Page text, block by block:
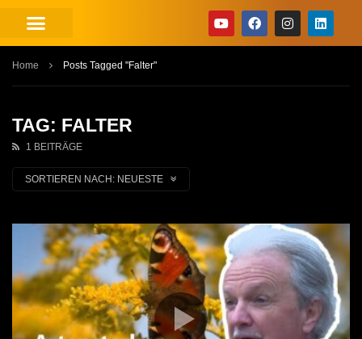
Home Posts Tagged "Falter"
TAG: FALTER
1 BEITRÄGE
SORTIEREN NACH: NEUESTE